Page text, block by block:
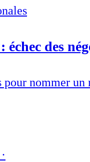
échec des
pour nommer
·